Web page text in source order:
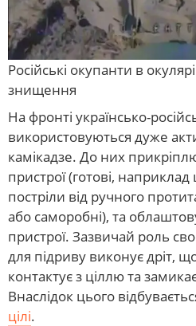
Російські окупанти в
знищення
На фронті українсько-
використовуються дуже
камікадзе. До них
пристрої (готові,
постріли від ручного
або саморобні), та
пристрої. Зазвичай роль
для підриву виконує дріт,
контактує з ціллю та
Внаслідок цього
цілі.